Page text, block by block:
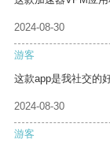
2024-08-30
游客
这款app是我社交的
2024-08-30
游客